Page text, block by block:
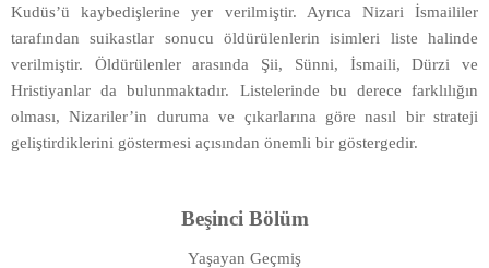
Kudüs’ü kaybedişlerine yer verilmiştir. Ayrıca Nizari İsmaililer
tarafından suikastlar sonucu öldürülenlerin isimleri liste halinde
verilmiştir. Öldürülenler arasında Şii, Sünni, İsmaili, Dürzi ve
Hristiyanlar da bulunmaktadır. Listelerinde bu derece farklılığın
olması, Nizariler’in duruma ve çıkarlarına göre nasıl bir strateji
geliştirdiklerini göstermesi açısından önemli bir göstergedir.
Beşinci Bölüm
Yaşayan Geçmiş